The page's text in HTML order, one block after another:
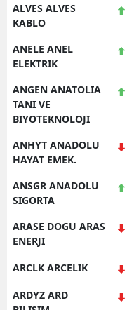
ALVES ALVES
KABLO
ANELE ANEL
ELEKTRIK
ANGEN ANATOLIA
TANI VE
BIYOTEKNOLOJI
ANHYT ANADOLU
HAYAT EMEK.
ANSGR ANADOLU
SIGORTA
ARASE DOGU ARAS
ENERJI
ARCLK ARCELIK
ARDYZ ARD